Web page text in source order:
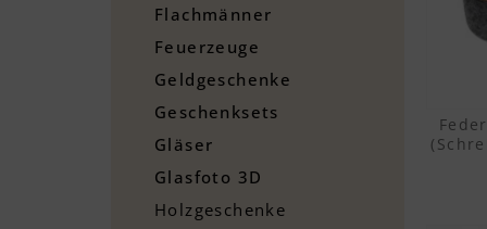
Flachmänner
Feuerzeuge
Geldgeschenke
Geschenksets
Gläser
Glasfoto 3D
Holzgeschenke